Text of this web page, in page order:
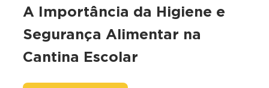
A Importância da Higiene e
Segurança Alimentar na
Cantina Escolar